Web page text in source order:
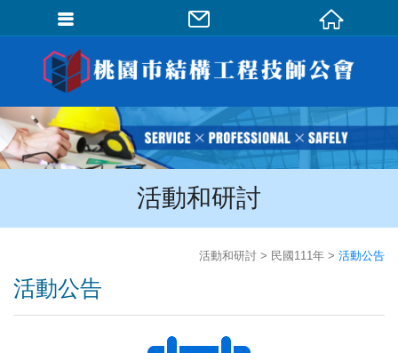
活動和研討
活動和研討 民國111年 活動公告
活動公告
加入會員
忘記密碼
密碼修改
填寫匯款通知